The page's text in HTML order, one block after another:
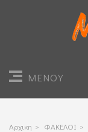
ΜΕΝΟΥ
Αρχικη > ΦΑΚΕΛΟΙ >